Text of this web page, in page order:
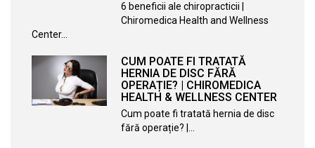
6 beneficii ale chiropracticii |
Chiromedica Health and Wellness
Center…
CUM POATE FI TRATATĂ
HERNIA DE DISC FĂRĂ
OPERAȚIE? | CHIROMEDICA
HEALTH & WELLNESS CENTER
Cum poate fi tratată hernia de disc
fără operație? |…